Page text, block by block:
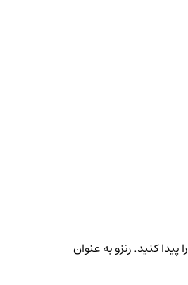
را پیدا کنید. رنزو به عنوان